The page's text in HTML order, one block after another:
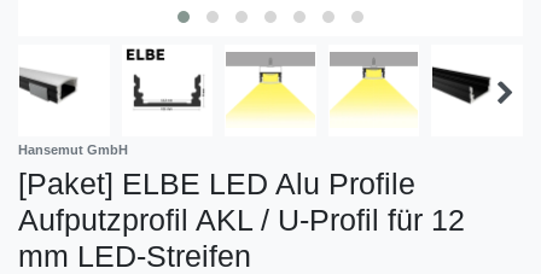
Hansemut GmbH
[Paket] ELBE LED Alu Profile
Aufputzprofil AKL / U-Profil für 12
mm LED-Streifen